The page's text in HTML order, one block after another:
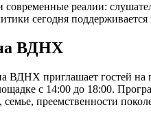
современные реалии:
сегодня поддерживается
ВДНХ
ВДНХ приглашает гостей на
с 14:00 до 18:00.
преемственности